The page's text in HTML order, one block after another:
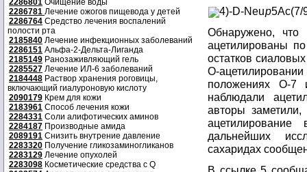
2286801 Очищение воды
2286781 Лечение ожогов пищевода у детей
2286764 Средство лечения воспалений
полости рта
2185840 Лечение инфекционных заболеваний
2286151 Альфа-2-Дельта-Лиганда
2185149 Ранозаживляющий гель
2285527 Лечение ИЛ-6 заболеваний
2184448 Раствор хранения роговицы,
включающий гиалуроновую кислоту
2090179 Крем для кожи
2183961 Способ лечения кожи
2284331 Соли алифотических аминов
2284187 Производные амида
2089191 Снизить внутрение давление
2283320 Получение гликозаминогликанов
2283129 Лечение опухолей
2283098 Косметические средства с Q
4)-D-Neup5Ac(7/
Обнаружено, что
ацетилированы
остатков
O-
положениях O-
наблюдали
авторы
дальнейших
сахаридах